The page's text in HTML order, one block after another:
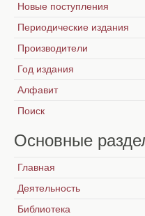
Новые поступления
Периодические издания
Производители
Год издания
Алфавит
Поиск
Основные
Главная
Деятельность
Библиотека